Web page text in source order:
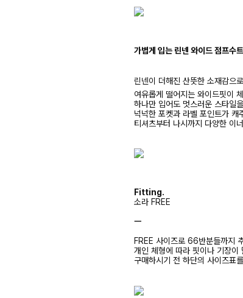
가볍게 입는 린넨 와이드 점프수
린넨이 더해진 산뜻한 소재감으
여유롭게 떨어지는 와이드핏이
하나만 입어도 멋스러운 스타일
넉넉한 포켓과 라벨 포인트가 캐
티셔츠부터 나시까지 다양한 이
Fitting.
소라 FREE
ㅡ
FREE 사이즈로 66반분들까지
개인 체형에 따라 핏이나 기장이
구매하시기 전 하단의 사이즈표